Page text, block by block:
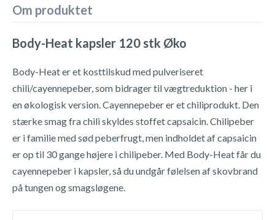
Om produktet
Body-Heat kapsler 120 stk Øko
Body-Heat er et kosttilskud med pulveriseret
chili/cayennepeber, som bidrager til vægtreduktion - her i
en økologisk version. Cayennepeber er et chiliprodukt. Den
stærke smag fra chili skyldes stoffet capsaicin. Chilipeber
er i familie med sød peberfrugt, men indholdet af capsaicin
er op til 30 gange højere i chilipeber. Med Body-Heat får du
cayennepeber i kapsler, så du undgår følelsen af skovbrand
på tungen og smagsløgene.